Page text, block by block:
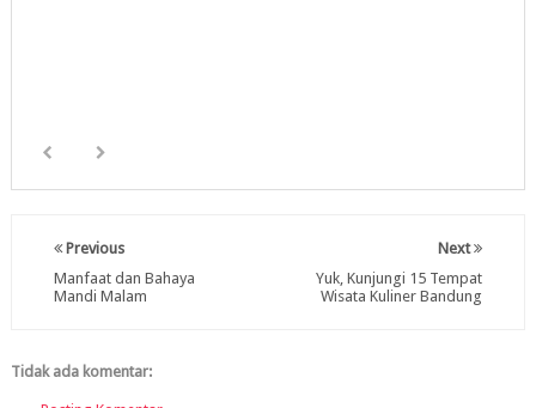
Next
Yuk, Kunjungi 15 Tempat
Wisata Kuliner Bandung
Previous
Manfaat dan Bahaya
Mandi Malam
Tidak ada komentar: